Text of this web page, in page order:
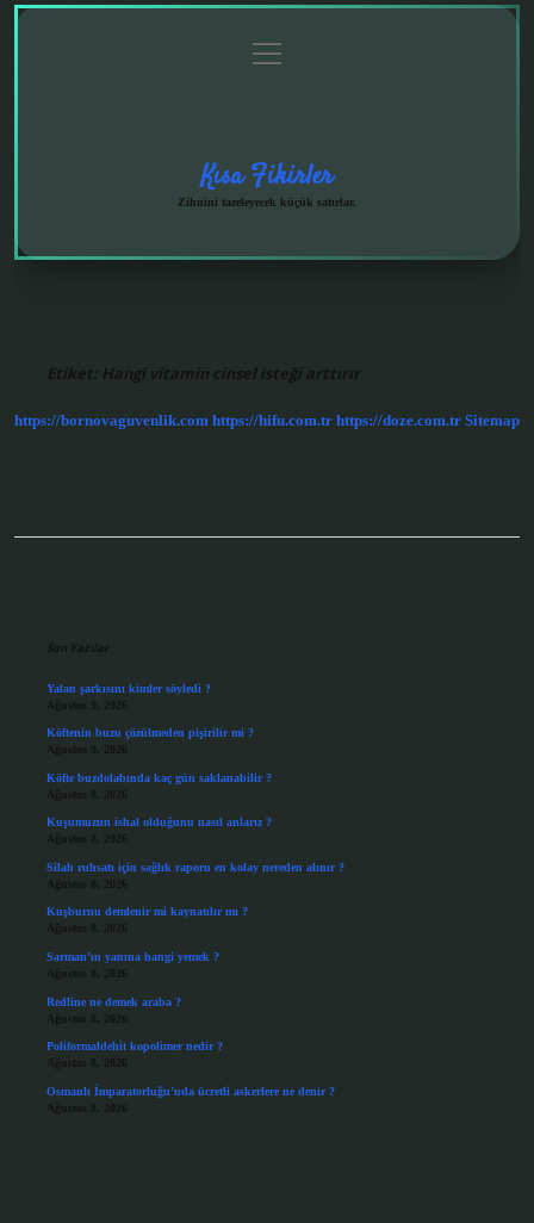
menüyü
aç
Kısa Fikirler
Zihnini tazeleyecek küçük satırlar.
Etiket: Hangi vitamin cinsel isteği arttırır
https://bornovaguvenlik.com https://hifu.com.tr https://doze.com.tr Sitemap
Son Yazılar
Yalan şarkısını kimler söyledi ?
Ağustos 9, 2026
Köftenin buzu çözülmeden pişirilir mi ?
Ağustos 9, 2026
Köfte buzdolabında kaç gün saklanabilir ?
Ağustos 8, 2026
Kuşumuzun ishal olduğunu nasıl anlarız ?
Ağustos 8, 2026
Silah ruhsatı için sağlık raporu en kolay nereden alınır ?
Ağustos 8, 2026
Kuşburnu demlenir mi kaynatılır mı ?
Ağustos 8, 2026
Sarman’ın yanına hangi yemek ?
Ağustos 8, 2026
Redline ne demek araba ?
Ağustos 8, 2026
Poliformaldehit kopolimer nedir ?
Ağustos 8, 2026
Osmanlı İmparatorluğu’nda ücretli askerlere ne denir ?
Ağustos 8, 2026